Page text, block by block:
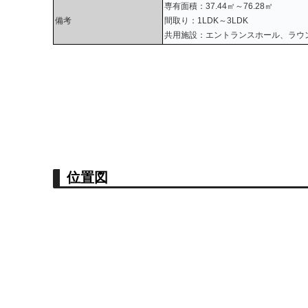
備考
専有面積：37.44㎡～76.28㎡
間取り：1LDK～3LDK
共用施設：エントランスホール、ラウ
位置図